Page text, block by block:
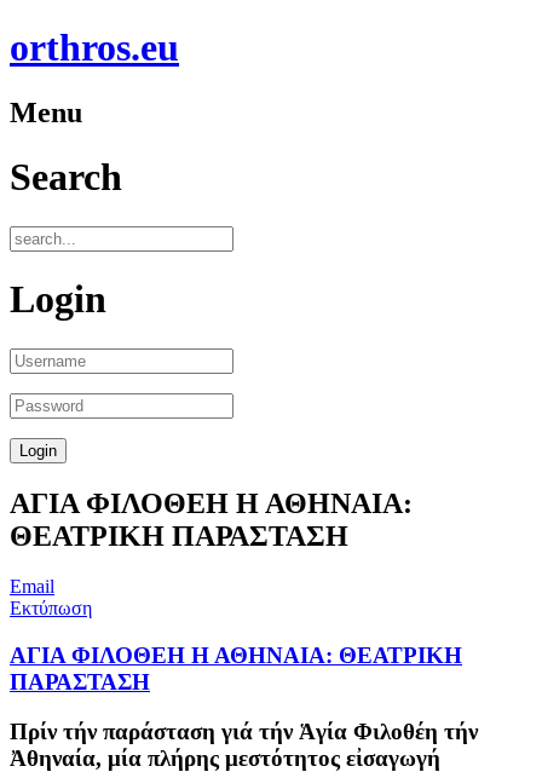
orthros.eu
Menu
Search
Login
ΑΓΙΑ ΦΙΛΟΘΕΗ Η ΑΘΗΝΑΙΑ:
ΘΕΑΤΡΙΚΗ ΠΑΡΑΣΤΑΣΗ
Email
Εκτύπωση
ΑΓΙΑ ΦΙΛΟΘΕΗ Η ΑΘΗΝΑΙΑ: ΘΕΑΤΡΙΚΗ
ΠΑΡΑΣΤΑΣΗ
Πρίν τήν παράσταση γιά τήν Ἁγία Φιλοθέη τήν
Ἀθηναία, μία πλήρης μεστότητος εἰσαγωγή